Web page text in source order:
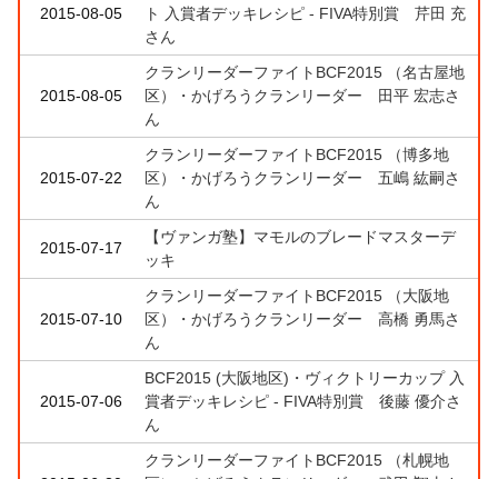
2015-08-05
ト 入賞者デッキレシピ - FIVA特別賞 芹田 充
さん
2015-08-05
クランリーダーファイトBCF2015 （名古屋地
区）・かげろうクランリーダー 田平 宏志さ
ん
2015-07-22
クランリーダーファイトBCF2015 （博多地
区）・かげろうクランリーダー 五嶋 紘嗣さ
ん
2015-07-17
【ヴァンガ塾】マモルのブレードマスターデ
ッキ
2015-07-10
クランリーダーファイトBCF2015 （大阪地
区）・かげろうクランリーダー 高橋 勇馬さ
ん
2015-07-06
BCF2015 (大阪地区)・ヴィクトリーカップ 入
賞者デッキレシピ - FIVA特別賞 後藤 優介さ
ん
クランリーダーファイトBCF2015 （札幌地